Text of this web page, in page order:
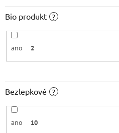
Bio produkt ?
ano 2
Bezlepkové ?
ano 10